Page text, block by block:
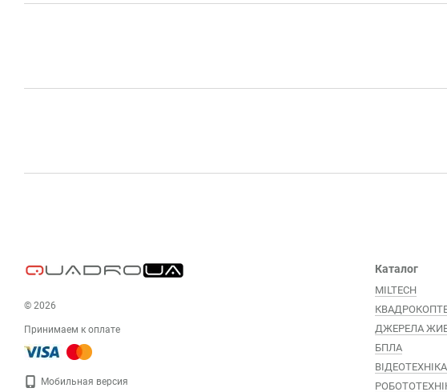
© 2026
Принимаем к оплате
Мобильная версия
Каталог
MILTECH
ДЖЕРЕЛА
БПЛА
ВІДЕОТЕХНІКА